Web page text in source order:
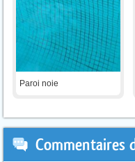
Paroi noie
Commentaires